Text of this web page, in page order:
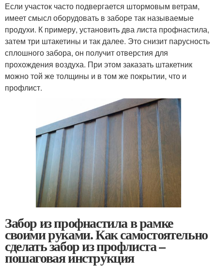
Если участок часто подвергается штормовым ветрам,
имеет смысл оборудовать в заборе так называемые
продухи. К примеру, установить два листа профнастила,
затем три штакетины и так далее. Это снизит парусность
сплошного забора, он получит отверстия для
прохождения воздуха. При этом заказать штакетник
можно той же толщины и в том же покрытии, что и
профлист.
Забор из профнастила в рамке
своими руками. Как самостоятельно
сделать забор из профлиста –
пошаговая инструкция